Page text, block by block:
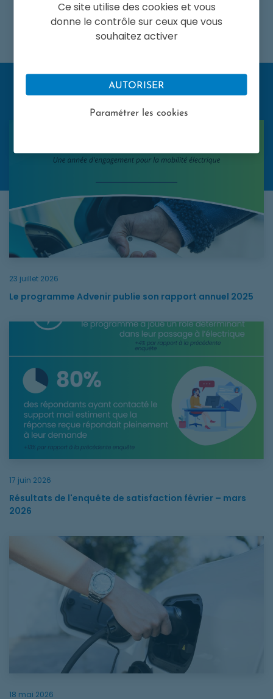
Ce site utilise des cookies et vous
donne le contrôle sur ceux que vous
souhaitez activer
AUTORISER
Paramétrer les cookies
En savoir plus
A LA UNE
23 juillet 2026
Le programme Advenir publie son rapport annuel 2025
Résultats de l'enquête de satisfaction février – mars 2026
17 juin 2026
Résultats de l'enquête de satisfaction février – mars
2026
Le programme Advenir renforce son organisation pour
18 mai 2026